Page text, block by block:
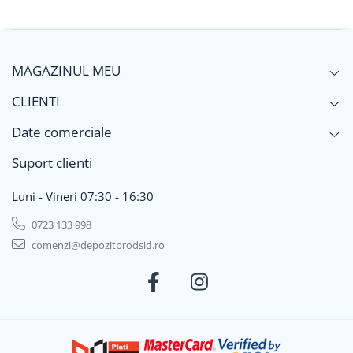
MAGAZINUL MEU
CLIENTI
Date comerciale
Suport clienti
Luni - Vineri 07:30 - 16:30
0723 133 998
comenzi@depozitprodsid.ro